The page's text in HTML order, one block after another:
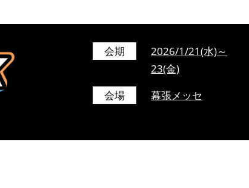
会期
2026/1/21(水)～
23(金)
会場
幕張メッセ